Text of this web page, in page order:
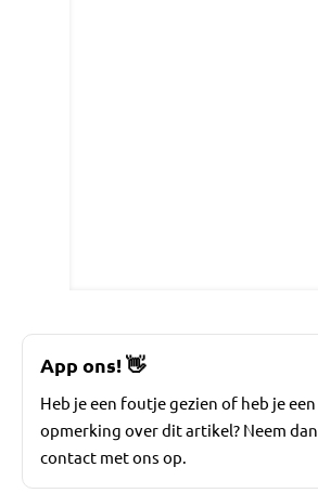
App ons!👋
Heb je een foutje gezien of heb je een
opmerking over dit artikel? Neem dan
contact met ons op.